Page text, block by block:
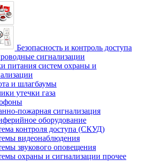
Безопасность и контроль доступа
сигнализации
питания систем охраны и
и шлагбаумы
утечки газа
пожарная сигнализация
оборудование
контроля доступа (СКУД)
видеонаблюдения
звукового оповещения
охраны и сигнализации прочее